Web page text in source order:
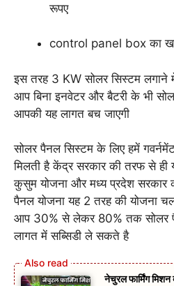
रूपए
control panel box का
इस तरह 3 KW सोलर सिस्टम
आप बिना इनवेटर और बैटरी के भी
आपकी यह लागत बच जाएगी
सोलर पैनल सिस्टम के लिए हमें
मिलती है केंद्र सरकार की तरफ से ही
कुसुम योजना और मध्य प्रदेश सरकार
पैनल योजना यह 2 तरह की योजना
आप 30% से लेकर 80% तक सोलर
लागत में सब्सिडी ले सकते है
नेचुरल फार्मिंग मिशन